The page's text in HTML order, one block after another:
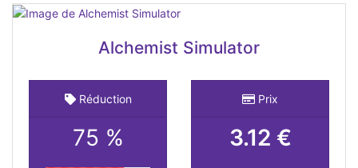
Alchemist Simulator
Réduction
75 %
Prix
3.12 €